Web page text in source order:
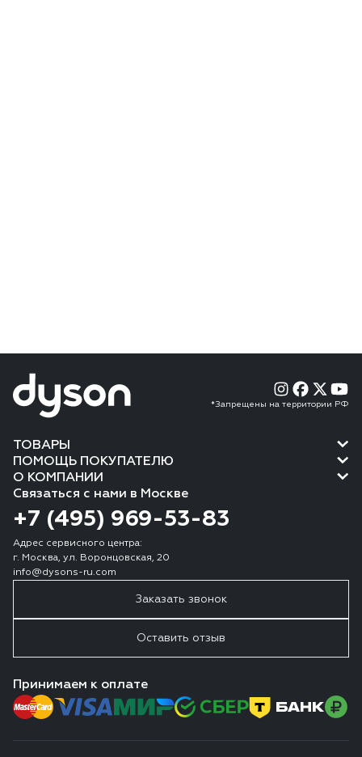
*Запрещены на территории РФ
ТОВАРЫ
ПОМОЩЬ ПОКУПАТЕЛЮ
О КОМПАНИИ
Связаться с нами в Москве
+7 (495) 969-53-83
Адрес сервисного центра:
г. Москва, ул. Воронцовская, 20
info@dysons-ru.com
Заказать звонок
Оставить отзыв
Принимаем к оплате